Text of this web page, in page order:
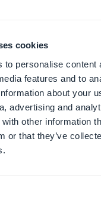
cookies
to personalise content
features and to
about your
advertising and
other information
or that they’ve
anuncios
Exportación